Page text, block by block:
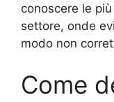
conoscere le
settore, onde
modo non
Come